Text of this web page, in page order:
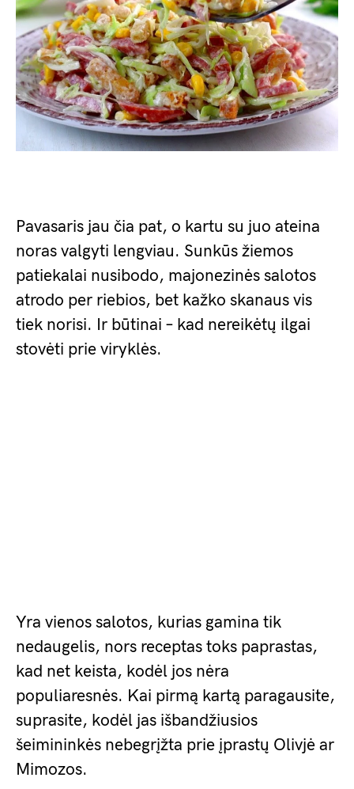
Pavasaris jau čia pat, o kartu su juo ateina
noras valgyti lengviau. Sunkūs žiemos
patiekalai nusibodo, majonezinės salotos
atrodo per riebios, bet kažko skanaus vis
tiek norisi. Ir būtinai – kad nereikėtų ilgai
stovėti prie viryklės.
Yra vienos salotos, kurias gamina tik
nedaugelis, nors receptas toks paprastas,
kad net keista, kodėl jos nėra
populiaresnės. Kai pirmą kartą paragausite,
suprasite, kodėl jas išbandžiusios
šeimininkės nebegrįžta prie įprastų Olivjė ar
Mimozos.